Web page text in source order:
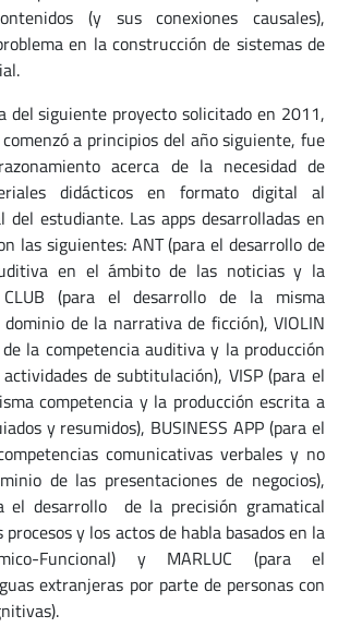
(y sus conexiones causales),
en la construcción de sistemas de
del siguiente proyecto solicitado en 2011,
a principios del año siguiente, fue
acerca de la necesidad de
didácticos en formato digital al
del estudiante. Las apps desarrolladas en
las siguientes: ANT (para el desarrollo de
en el ámbito de las noticias y la
CLUB (para el desarrollo de la misma
de la narrativa de ficción), VIOLIN
la competencia auditiva y la producción
de subtitulación), VISP (para el
competencia y la producción escrita a
y resumidos), BUSINESS APP (para el
comunicativas verbales y no
de las presentaciones de negocios),
el desarrollo de la precisión gramatical
y los actos de habla basados en la
Funcional) y MARLUC (para el
extranjeras por parte de personas con